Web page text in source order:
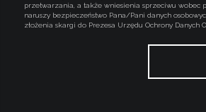
przetwarzania, a także wniesienia sprzeciwu wobec
naruszy bezpieczeństwo Pana/Pani danych osobowych, przysługuje Panu/Pani
złożenia skargi do Prezesa Urzędu Ochrony Danych